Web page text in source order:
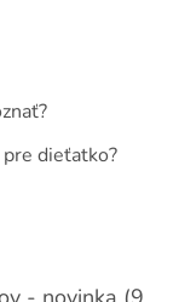
dieťatko?